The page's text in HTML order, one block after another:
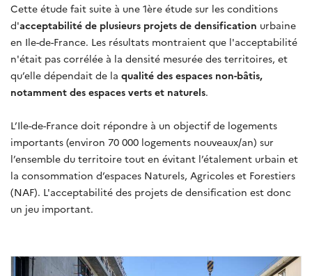
Cette étude fait suite à une 1ère étude sur les conditions
d'acceptabilité de plusieurs projets de densification urbaine
en Ile-de-France. Les résultats montraient que l'acceptabilité
n'était pas corrélée à la densité mesurée des territoires, et
qu’elle dépendait de la qualité des espaces non-bâtis,
notamment des espaces verts et naturels.
L’Ile-de-France doit répondre à un objectif de logements
importants (environ 70 000 logements nouveaux/an) sur
l’ensemble du territoire tout en évitant l’étalement urbain et
la consommation d’espaces Naturels, Agricoles et Forestiers
(NAF). L'acceptabilité des projets de densification est donc
un jeu important.